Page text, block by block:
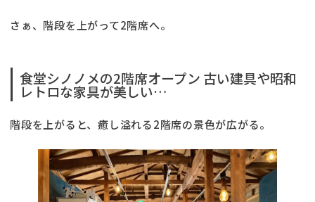
さぁ、階段を上がって2階席へ。
食堂シノノメの2階席オープン 古い建具や昭和
レトロな家具が美しい…
階段を上がると、癒し溢れる2階席の景色が広がる。